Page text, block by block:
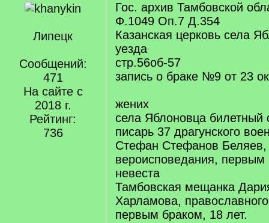
Липецк
Сообщений:
471
На сайте с
2018 г.
Рейтинг:
736
Гос. архив Тамбовской
Ф.1049 Оп.7 Д.354
Казанская церковь села
уезда
стр.56об-57
запись о браке №9 от 23
жених
села Яблоновца билетный
писарь 37 драгунского
Стефан Стефанов Беляев,
вероисповедания, первым
невеста
Тамбовская мещанка
Харламова,
первым браком, 18 лет.